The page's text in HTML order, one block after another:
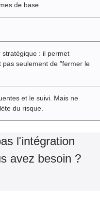
de base.
stratégique : il permet
seulement de "fermer le
et le suivi. Mais ne
du risque.
l'intégration
avez besoin ?